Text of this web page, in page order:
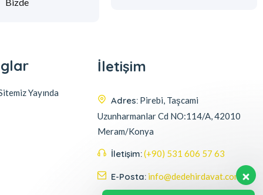
Yayında
İletişim
Adres: Pirebi, Taşcami
Uzunharmanlar Cd NO:114/A, 42010
Meram/Konya
İletişim:(+90) 531 606 57 63
E-Posta: info@dedehirdavat.com